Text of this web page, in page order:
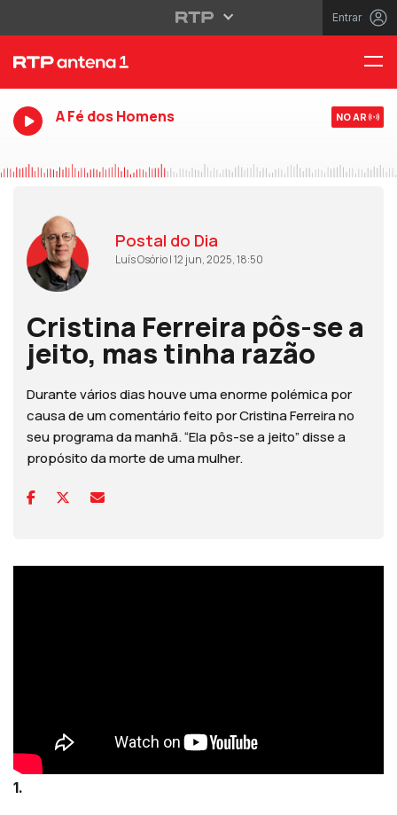
Entrar
A Fé dos Homens NO AR
Postal do Dia
Luís Osório | 12 jun, 2025, 18:50
Cristina Ferreira pôs-se a
jeito, mas tinha razão
Durante vários dias houve uma enorme polémica por
causa de um comentário feito por Cristina Ferreira no
seu programa da manhã. “Ela pôs-se a jeito” disse a
propósito da morte de uma mulher.
1.